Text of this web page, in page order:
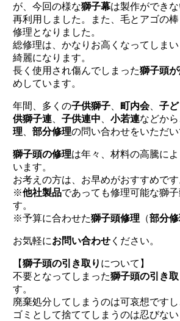
が、今回の様な獅子幕は製作ができな
再利用しました。また、毛とアゴの
修理となりました。
総修理は、かなりお高くなってしま
綺麗になります。
長く使用され傷んでしまった獅子頭
めしています。
年間、多くの子供獅子、 町内会、 子
供獅子連、 子供連中 小若連などから
理
部分修理の問い合わせをいただい
獅子頭の修理は年々、材料の高騰に
います。
お考えの方は、お早めがおすすめです
※他社製品であっても修理可能な獅
す。
※予算に合わせた獅子頭修理 （部分修
お気軽にお問い合わせください。
【獅子頭の引き取り について】
不要となってしまった獅子頭の引き取
す。
廃棄処分してしまうのは可哀想です
ゴミとして捨ててしまうのは忍びない